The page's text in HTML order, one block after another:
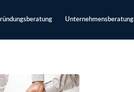
Unternehmensberatung